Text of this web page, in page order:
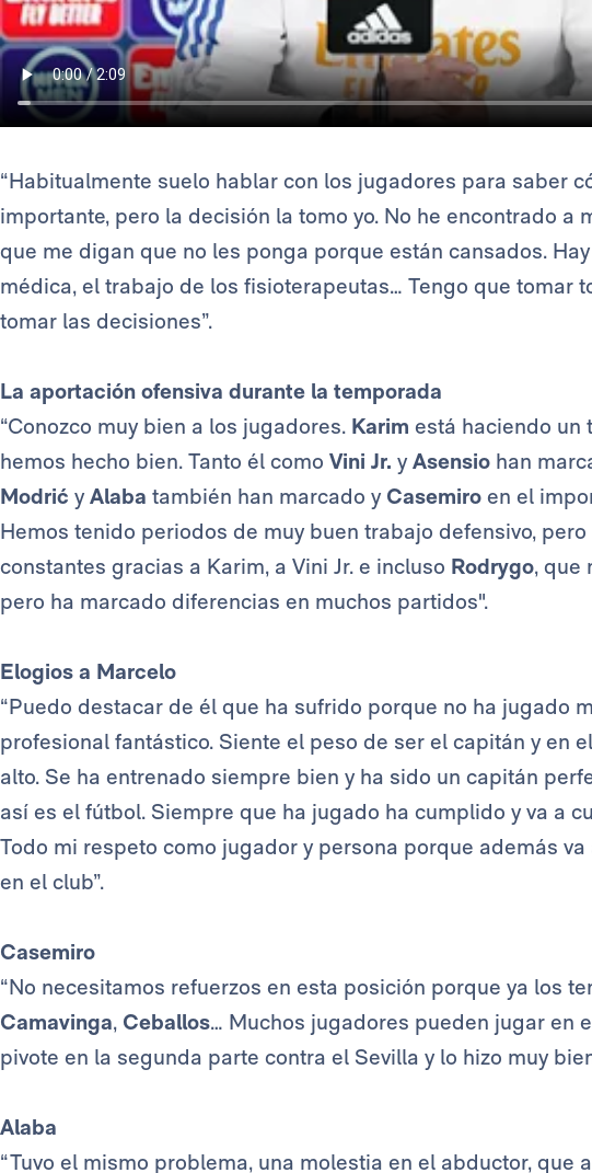
“Habitualmente suelo hablar con los jugadores para saber
importante, pero la decisión la tomo yo. No he encontrado a
que me digan que no les ponga porque están cansados.
médica, el trabajo de los fisioterapeutas… Tengo que tomar
tomar las decisiones”.
La aportación ofensiva durante la temporada
“Conozco muy bien a los jugadores. Karim está haciendo un
hemos hecho bien. Tanto él como Vini Jr. y Asensio han
Modrić y Alaba también han marcado y Casemiro en el
Hemos tenido periodos de muy buen trabajo defensivo,
constantes gracias a Karim, a Vini Jr. e incluso Rodrygo, que
pero ha marcado diferencias en muchos partidos".
Elogios a Marcelo
“Puedo destacar de él que ha sufrido porque no ha jugado
profesional fantástico. Siente el peso de ser el capitán y en
alto. Se ha entrenado siempre bien y ha sido un capitán
así es el fútbol. Siempre que ha jugado ha cumplido y va a
Todo mi respeto como jugador y persona porque además
en el club”.
Casemiro
“No necesitamos refuerzos en esta posición porque ya los
Camavinga, Ceballos… Muchos jugadores pueden jugar en
pivote en la segunda parte contra el Sevilla y lo hizo muy
Alaba
“Tuvo el mismo problema, una molestia en el abductor, que